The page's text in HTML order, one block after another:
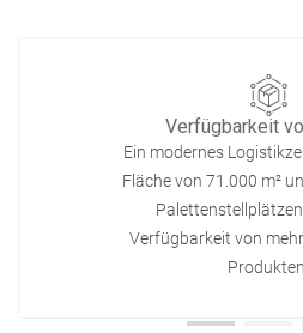
Verfügbarkeit
Ein modernes
Fläche von 71.000 m²
Verfügbarkeit von